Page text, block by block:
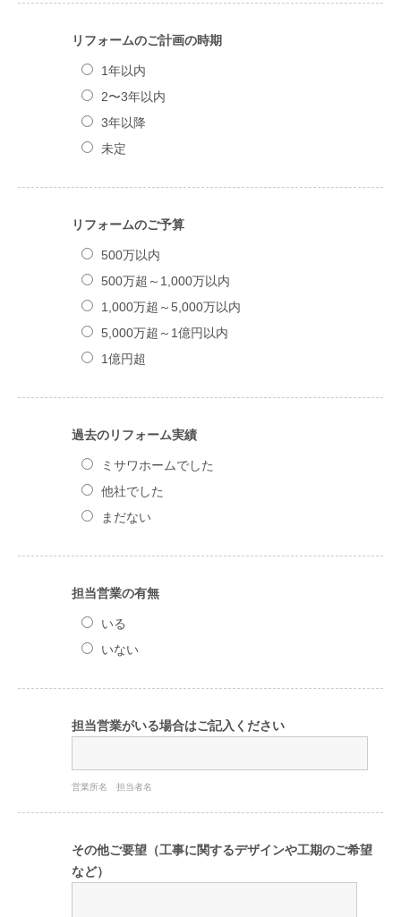
リフォームのご計画の時期
1年以内
2〜3年以内
3年以降
未定
リフォームのご予算
500万以内
500万超～1,000万以内
1,000万超～5,000万以内
5,000万超～1億円以内
1億円超
過去のリフォーム実績
ミサワホームでした
他社でした
まだない
担当営業の有無
いる
いない
担当営業がいる場合はご記入ください
営業所名 担当者名
その他ご要望（工事に関するデザインや工期のご希望
など）